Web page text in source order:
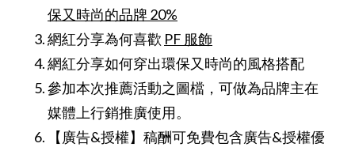
保又時尚的品牌 20%
網紅分享為何喜歡 PF 服飾
網紅分享如何穿出環保又時尚的風格搭配
參加本次推薦活動之圖檔，可做為品牌主在
媒體上行銷推廣使用。
【廣告&授權】 稿酬可免費包含廣告&授權優